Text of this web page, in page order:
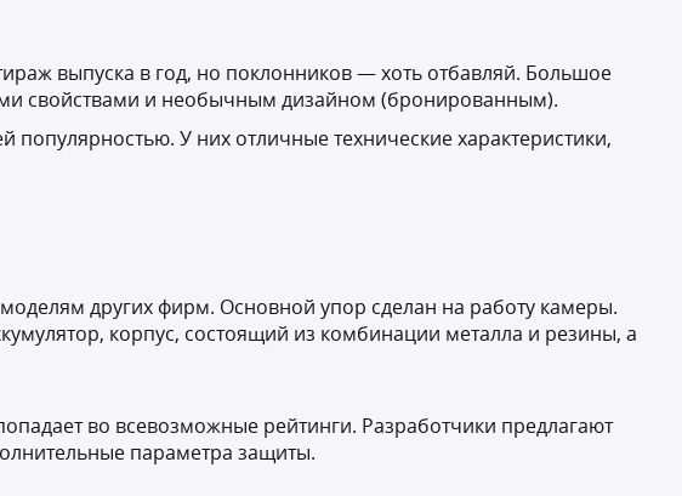
выпуска в год, но поклонников — хоть отбавляй. Большое
свойствами и необычным дизайном (бронированным).
У них отличные технические характеристики,
других фирм. Основной упор сделан на работу камеры.
корпус, состоящий из комбинации металла и резины, а
во всевозможные рейтинги. Разработчики предлагают
параметра защиты.